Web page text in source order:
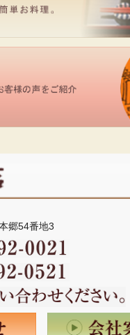
庫残り僅か
受付中です
5月10日より
めました。
郷54番地3